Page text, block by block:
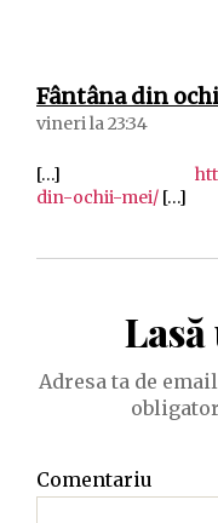
Fântâna din
vineri la 23:34
[…]
din-ochii-mei/ […]
Adresa ta de
Comentariu